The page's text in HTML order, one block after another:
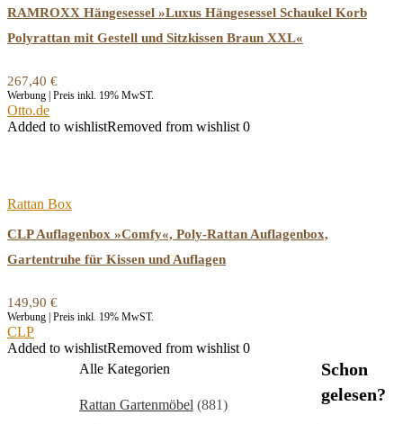
RAMROXX Hängesessel »Luxus Hängesessel Schaukel Korb
Polyrattan mit Gestell und Sitzkissen Braun XXL«
267,40 €
Werbung | Preis inkl. 19% MwST.
Otto.de
Added to wishlistRemoved from wishlist 0
Rattan Box
CLP Auflagenbox »Comfy«, Poly-Rattan Auflagenbox,
Gartentruhe für Kissen und Auflagen
149,90 €
Werbung | Preis inkl. 19% MwST.
CLP
Added to wishlistRemoved from wishlist 0
Alle Kategorien
Rattan Gartenmöbel (881)
Schon
gelesen?